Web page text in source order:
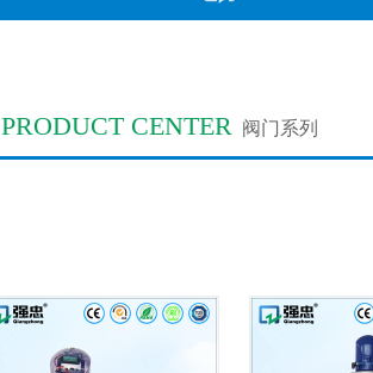
PRODUCT CENTER 阀门系列